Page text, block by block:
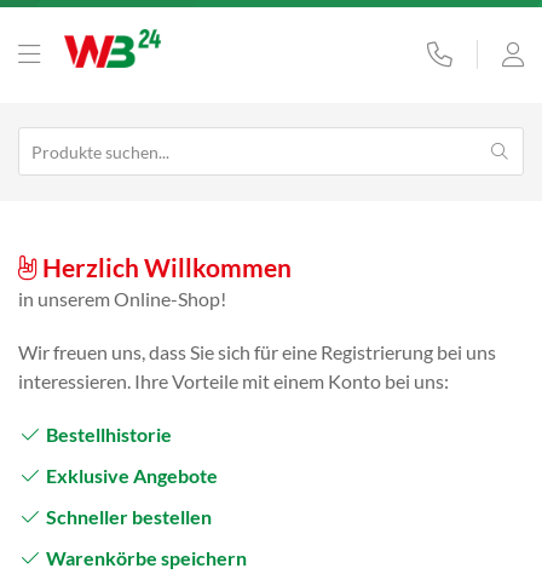
Herzlich Willkommen
in unserem Online-Shop!
Wir freuen uns, dass Siesich für eine Registrierung bei uns
interessieren. Ihre Vorteile mit einem Konto bei uns:
Bestellhistorie
Exklusive Angebote
Schneller bestellen
Warenkörbe speichern